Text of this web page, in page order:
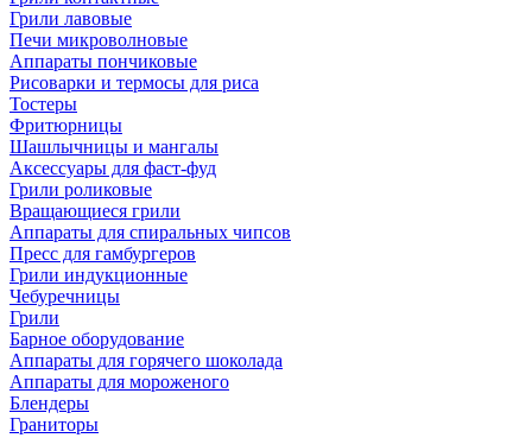
Грили лавовые
Печи микроволновые
Аппараты пончиковые
Рисоварки и термосы для риса
Тостеры
Фритюрницы
Шашлычницы и мангалы
Аксессуары для фаст-фуд
Грили роликовые
Вращающиеся грили
Аппараты для спиральных чипсов
Пресс для гамбургеров
Грили индукционные
Чебуречницы
Грили
Барное оборудование
Аппараты для горячего шоколада
Аппараты для мороженого
Блендеры
Граниторы